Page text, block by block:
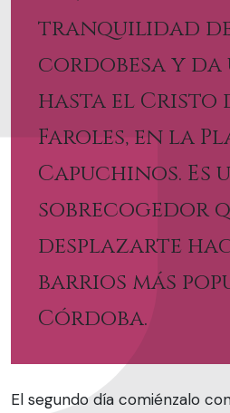
tranquilidad
cordobesa y da
hasta el Cristo
Faroles, en la
Capuchinos. Es
sobrecogedor
desplazarte
barrios más
Córdoba.
El segundo día comiénzalo